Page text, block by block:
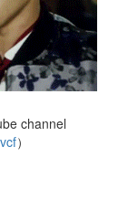
channel
）